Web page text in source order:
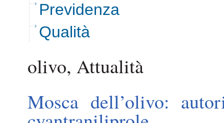
Previdenza
Qualità
olivo, Attualità
Mosca dell’olivo: